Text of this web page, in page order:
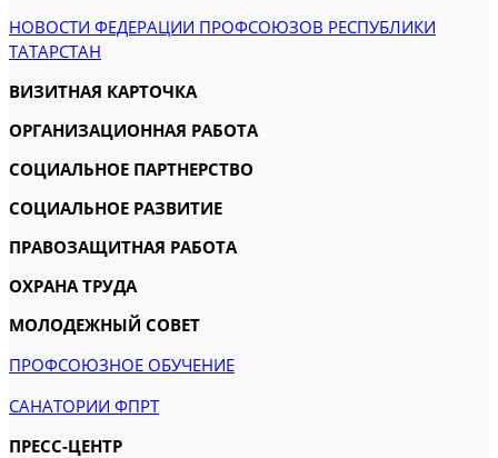
НОВОСТИ ФЕДЕРАЦИИ ПРОФСОЮЗОВ РЕСПУБЛИКИ
ТАТАРСТАН
ВИЗИТНАЯ КАРТОЧКА
ОРГАНИЗАЦИОННАЯ РАБОТА
СОЦИАЛЬНОЕ ПАРТНЕРСТВО
СОЦИАЛЬНОЕ РАЗВИТИЕ
ПРАВОЗАЩИТНАЯ РАБОТА
ОХРАНА ТРУДА
МОЛОДЕЖНЫЙ СОВЕТ
ПРОФСОЮЗНОЕ ОБУЧЕНИЕ
САНАТОРИИ ФПРТ
ПРЕСС-ЦЕНТР